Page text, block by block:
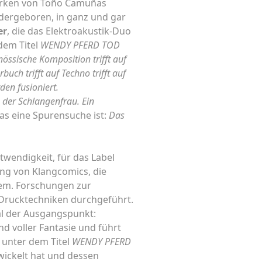
von Toño Camuñas
in ganz und gar
, die das Elektroakustik-Duo
Titel WENDY PFERD TOD
Komposition trifft auf
trifft auf Techno trifft auf
fusioniert.
der Schlangenfrau. Ein
eine Spurensuche ist: Das
für das Label
von Klangcomics, die
Forschungen zur
durchgeführt.
der Ausgangspunkt:
voller Fantasie und führt
dem Titel WENDY PFERD
hat und dessen